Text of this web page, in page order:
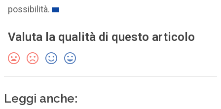
possibilità.
Valuta la qualità di questo articolo
Leggi anche: